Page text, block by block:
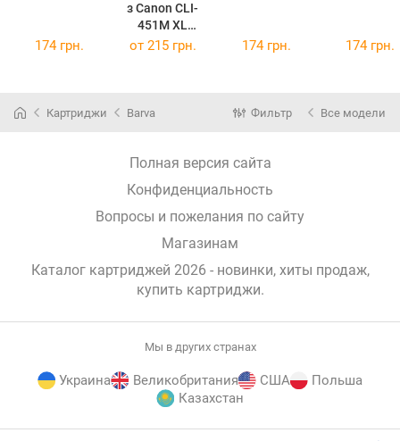
з Canon CLI-
451M XL
(6474B001) 12
174 грн. от 215 грн. 174 грн. 174 грн.
Картриджи Barva Фильтр Все модели
Полная версия сайта
Конфиденциальность
Вопросы и пожелания по сайту
Магазинам
Каталог картриджей 2026 - новинки, хиты продаж,
купить картриджи.
Мы в других странах
Украина Великобритания США
Польша
Казахстан